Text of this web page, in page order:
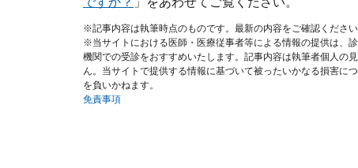
※記事内容は執筆時点のものです。最新の内容をご確認ください
※当サイトにおける医師・医療従事者等による情報の提供は、
機関での受診をおすすめいたします。記事内容は執筆者個人の
ん。当サイトで提供する情報に基づいて被ったいかなる損害に
を負いかねます。
免責事項